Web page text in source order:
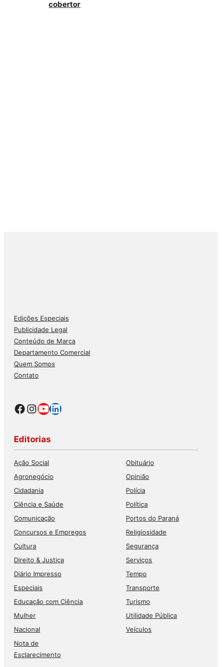
cobertor
Edições Especiais
Publicidade Legal
Conteúdo de Marca
Departamento Comercial
Quem Somos
Contato
Facebook
Instagram
Youtube
LinkedIn
Editorias
Ação Social
Agronegócio
Cidadania
Ciência e Saúde
Comunicação
Concursos e Empregos
Cultura
Direito & Justiça
Diário Impresso
Especiais
Educação com Ciência
Mulher
Nacional
Nota de
Esclarecimento
Obituário
Opinião
Polícia
Política
Portos do Paraná
Religiosidade
Segurança
Serviços
Tempo
Transporte
Turismo
Utilidade Pública
Veículos